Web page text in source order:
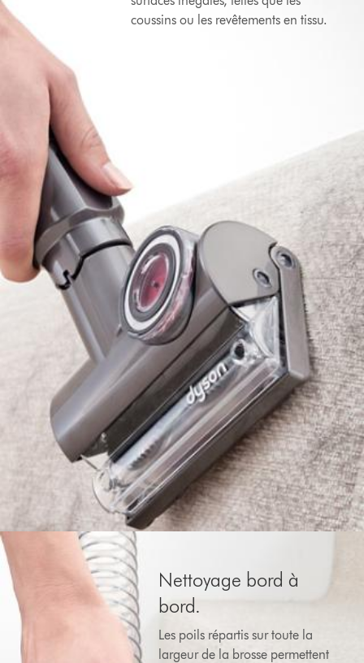
coussins ou les revêtements en tissu.
Nettoyage bord à
bord.
Les poils répartis sur toute la
largeur de la brosse permettent